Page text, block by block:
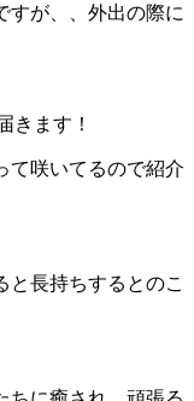
すが、、外出の際に
きます！
て咲いてるので紹介
と長持ちするとのこ